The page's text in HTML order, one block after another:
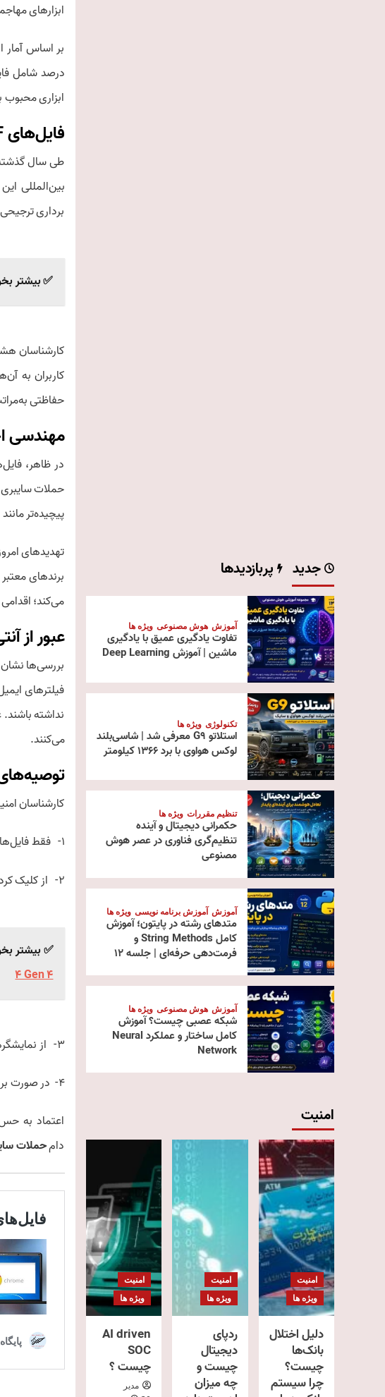
ابزارهای
بر اساس
ابزاری محبوب
فایل‌های PDF؛ از ابزار روزمره تا بردار حمله ترجیحی
برداری
✅ بیشتر
کارشناسان
کاربران به
حفاظتی
مهندسی
پیچیده‌تر
تهدیدهای
می‌کند؛
عبور از
بررسی‌ها
فیلترهای
نداشته
می‌کنند.
توصیه‌های
کارشناسان
1- فقط فایل‌هایی را باز کنید که از فرستنده‌ای معتبر دریافت کرده‌اید.
2- از کلیک کردن روی پیوندهای مشکوک یا اسکن کدهای QR در فایل‌های PDF خودداری کنید.
✅ بیشتر
4 Gen 4
3- از نمایشگرهای PDF مطمئن و به‌روز استفاده کنید.
4- در صورت بروز هرگونه تردید، از باز کردن، اشتراک‌گذاری یا ذخیره فایل خودداری کرده و آن را حذف کنید.
اعتماد به
دامحملات
جدید پربازدیدها
آموزش هوش مصنوعی ویژه ها
تفاوت یادگیری عمیق با یادگیری
ماشین | آموزش Deep Learning
تکنولوژی ویژه ها
استلاتو G9 معرفی شد | شاسی‌بلند
لوکس هواوی با برد ۱۳۶۶ کیلومتر
تنظیم مقررات ویژه ها
حکمرانی دیجیتال و آینده
تنظیم‌گری فناوری در عصر هوش
مصنوعی
آموزش آموزش برنامه نویسی ویژه ها
متدهای رشته در پایتون؛ آموزش
کامل String Methods و
فرمت‌دهی حرفه‌ای | جلسه ۱۲
آموزش هوش مصنوعی ویژه ها
شبکه عصبی چیست؟ آموزش
کامل ساختار و عملکرد Neural
Network
امنیت
امنیت
ویژه ها
دلیل اختلال
بانک‌ها
چیست؟
چرا سیستم
امنیت
ویژه ها
ردپای
دیجیتال
چیست و
چه میزان
امنیت
ویژه ها
AI driven
SOC
چیست ؟
مدیر